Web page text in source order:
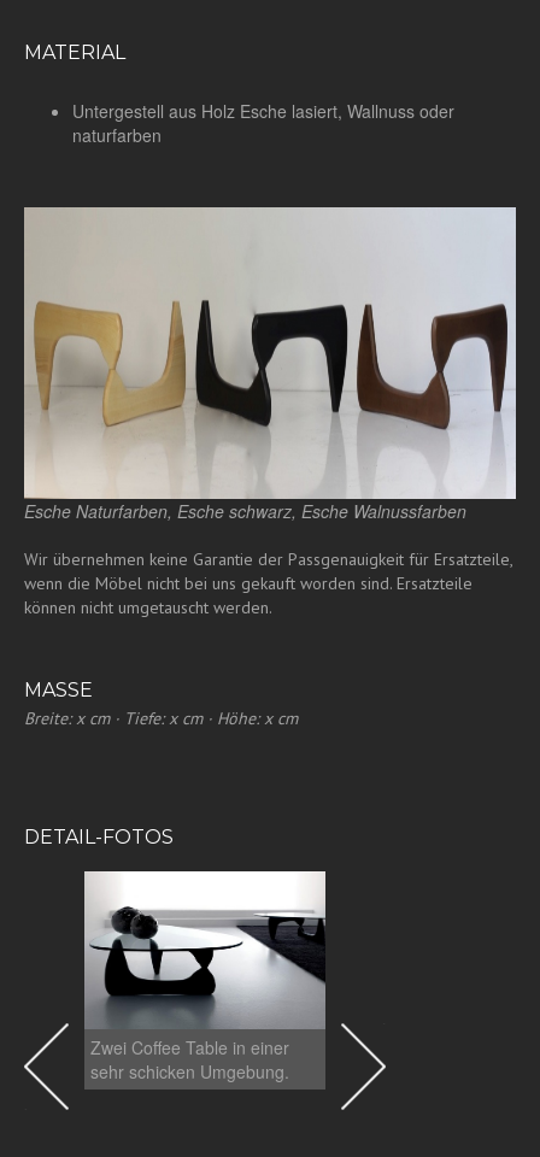
MATERIAL
Untergestell aus Holz Esche lasiert, Wallnuss oder
naturfarben
Esche Naturfarben, Esche schwarz, Esche Walnussfarben
Wir übernehmen keine Garantie der Passgenauigkeit für Ersatzteile,
wenn die Möbel nicht bei uns gekauft worden sind. Ersatzteile
können nicht umgetauscht werden.
MASSE
Breite: x cm · Tiefe: x cm · Höhe: x cm
DETAIL-FOTOS
Zwei Coffee Table in einer
sehr schicken Umgebung.
Detailaufnahme des
Tables: Das
Untergestell und das